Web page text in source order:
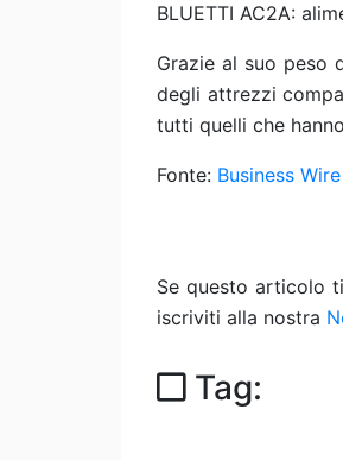
BLUETTI AC2A:
Grazie al suo peso
degli attrezzi
tutti quelli che
Fonte: Business Wire
Se questo articolo
iscriviti alla nostra
Tag: